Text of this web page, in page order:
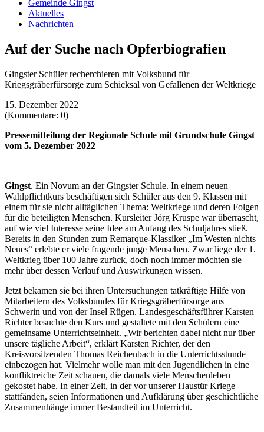
Gemeinde Gingst
Aktuelles
Nachrichten
Auf der Suche nach Opferbiografien
Gingster Schüler recherchieren mit Volksbund für
Kriegsgräberfürsorge zum Schicksal von Gefallenen der Weltkriege
15. Dezember 2022
(Kommentare: 0)
Pressemitteilung der Regionale Schule mit Grundschule Gingst
vom 5. Dezember 2022
Gingst. Ein Novum an der Gingster Schule. In einem neuen
Wahlpflichtkurs beschäftigen sich Schüler aus den 9. Klassen mit
einem für sie nicht alltäglichen Thema: Weltkriege und deren Folgen
für die beteiligten Menschen. Kursleiter Jörg Kruspe war überrascht,
auf wie viel Interesse seine Idee am Anfang des Schuljahres stieß.
Bereits in den Stunden zum Remarque-Klassiker „Im Westen nichts
Neues“ erlebte er viele fragende junge Menschen. Zwar liege der 1.
Weltkrieg über 100 Jahre zurück, doch noch immer möchten sie
mehr über dessen Verlauf und Auswirkungen wissen.
Jetzt bekamen sie bei ihren Untersuchungen tatkräftige Hilfe von
Mitarbeitern des Volksbundes für Kriegsgräberfürsorge aus
Schwerin und von der Insel Rügen. Landesgeschäftsführer Karsten
Richter besuchte den Kurs und gestaltete mit den Schülern eine
gemeinsame Unterrichtseinheit. „Wir berichten dabei nicht nur über
unsere tägliche Arbeit“, erklärt Karsten Richter, der den
Kreisvorsitzenden Thomas Reichenbach in die Unterrichtsstunde
einbezogen hat. Vielmehr wolle man mit den Jugendlichen in eine
konfliktreiche Zeit schauen, die damals viele Menschenleben
gekostet habe. In einer Zeit, in der vor unserer Haustür Kriege
stattfänden, seien Informationen und Aufklärung über geschichtliche
Zusammenhänge immer Bestandteil im Unterricht.